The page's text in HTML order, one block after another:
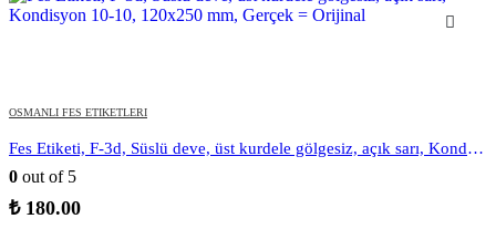
OSMANLI FES ETIKETLERI
Fes Etiketi, F-3d, Süslü deve, üst kurdele gölgesiz, açık sarı, Kondisyon 10-10, 120×250 mm, Gerçek = Orijinal
0 out of 5
₺180.00